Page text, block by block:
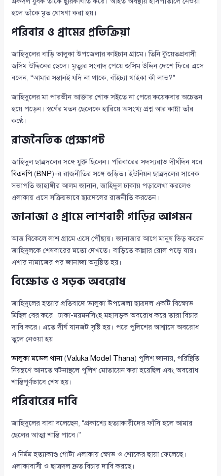
হলে তাঁকে মৃত ঘোষণা করা হয়।
পরিবার ও গ্রামের প্রতিক্রিয়া
জাহিদুলের বাড়ি ভালুকা উপজেলার কাইচান গ্রামে। তিনি কুয়েতপ্রবাসী
জসিম উদ্দিনের ছেলে। মৃত্যুর সংবাদ পেয়ে জসিম উদ্দিন দেশে ফিরে এসে
বলেন, “আমার সন্তানই যদি না থাকে, বাঁইচ্যা থাইকা কী লাভ?”
জাহিদুলের মা পারভীন আক্তার শোক সইতে না পেরে কয়েকবার অচেতন
হয়ে পড়েন। স্বর্ণের মতন ছেলেকে হারিয়ে অসংখ্য প্রশ্ন আর কান্না তাঁর
কণ্ঠে।
রাজনৈতিক প্রেক্ষাপট
জাহিদুল ছাত্রদলের সঙ্গে যুক্ত ছিলেন। পরিবারের সদস্যরাও দীর্ঘদিন ধরে
বিএনপি (BNP)-র রাজনীতির সঙ্গে জড়িত। ইউনিয়ন ছাত্রদলের সাবেক
সভাপতি জাহাঙ্গীর আলম জানান, জাহিদুল ঢাকায় পড়ালেখা করলেও
এলাকায় এসে সক্রিয়ভাবে ছাত্রদলের রাজনীতি করতেন।
জানাজা ও গ্রামে লাশবাহী গাড়ির আগমন
আজ বিকেলে লাশ গ্রামে এসে পৌঁছায়। জানাজার আগে মানুষ ভিড় করেন
জাহিদুলকে শেষবারের মতো দেখতে। বাড়িতে কান্নার রোল পড়ে যায়।
এশার নামাজের পর জানাজা অনুষ্ঠিত হয়।
বিক্ষোভ ও সড়ক অবরোধ
জাহিদুলের হত্যার প্রতিবাদে ভালুকা উপজেলা ছাত্রদল একটি বিক্ষোভ
মিছিল বের করে। ঢাকা-ময়মনসিংহ মহাসড়ক অবরোধ করে তারা বিচার
দাবি করে। এতে দীর্ঘ যানজট সৃষ্টি হয়। পরে পুলিশের আশ্বাসে অবরোধ
তুলে নেওয়া হয়।
ভালুকা মডেল থানা(Valuka Model Thana) পুলিশ জানায়, পরিস্থিতি
নিয়ন্ত্রণে আনতে ঘটনাস্থলে পুলিশ মোতায়েন করা হয়েছিল এবং অবরোধ
শান্তিপূর্ণভাবে শেষ হয়।
পরিবারের দাবি
জাহিদুলের বাবা বলেছেন, “প্রকাশ্যে হত্যাকারীদের ফাঁসি হলে আমার
ছেলের আত্মা শান্তি পাবে।”
এ নির্মম হত্যাকাণ্ড গোটা এলাকায় ক্ষোভ ও শোকের ছায়া ফেলেছে।
এলাকাবাসী ও ছাত্রদল দ্রুত বিচার দাবি করছে।